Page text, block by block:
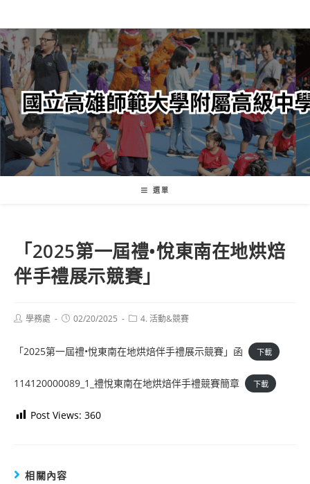
轉
至
主
內
容
選單
「2025第一屆禮•悅東南在地烘焙
伴手禮展示競賽」
Post學務處
Post02/20/2025
Post4. 活動&競賽
「2025第一屆禮•悅東南在地烘焙伴手禮展示競賽」函 下載
114120000089_1_禮悅東南在地烘焙伴手禮競賽簡章 下載
Post Views: 360
相關內容